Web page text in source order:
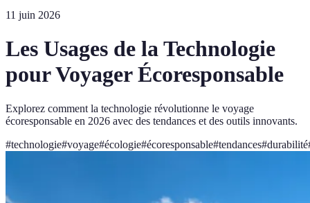
11 juin 2026
Les Usages de la Technologie
pour Voyager Écoresponsable
Explorez comment la technologie révolutionne le voyage
écoresponsable en 2026 avec des tendances et des outils innovants.
#technologie#voyage#écologie#écoresponsable#tendances#durabilité